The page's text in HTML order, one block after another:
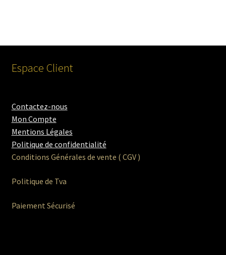
Espace Client
Contactez-nous
Mon Compte
Mentions Légales
Politique de confidentialité
Conditions Générales de vente ( CGV )
Politique de Tva
Paiement Sécurisé